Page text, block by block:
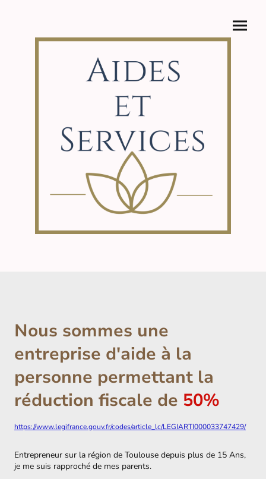
Nous sommes une
entreprise d'aide à la
personne permettant la
réduction fiscale de 50%
https://www.legifrance.gouv.fr/codes/article_lc/LEGIARTI000033747429/
Entrepreneur sur la région de Toulouse depuis plus de 15 Ans,
je me suis rapproché de mes parents.